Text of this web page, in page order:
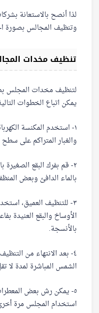
لذا أنصح بالاستعانة
وتنظيف المجالس بصورة
تنظيف مخدات
لتنظيف مخدات المجلس
يمكن اتباع الخطوات
١- استخدم المكنسة
والغبار المتراكم على
٢- قم بفرك البقع
بالماء الدافئ وبعض
٣- للتنظيف العميق،
الأوساخ والبقع العنيدة
بالأنسجة.
٤- بعد الانتهاء من
الشمس المباشرة لمدة لا
٥- يمكن رش بعض
استخدام المجلس مرة